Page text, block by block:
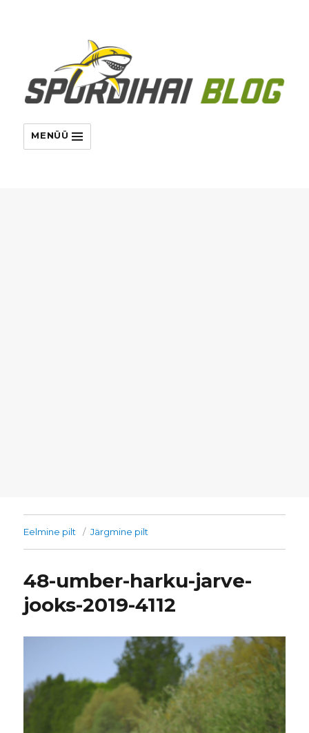
MENÜÜ
Eelmine pilt Järgmine pilt
48-umber-harku-jarve-
jooks-2019-4112